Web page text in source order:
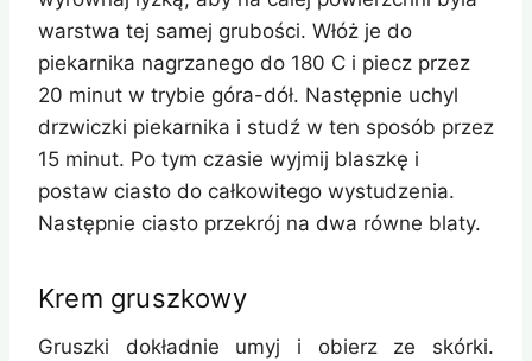
warstwa tej samej grubości. Włóż je do
piekarnika nagrzanego do 180 C i piecz przez
20 minut w trybie góra-dół. Następnie uchyl
drzwiczki piekarnika i studź w ten sposób przez
15 minut. Po tym czasie wyjmij blaszkę i
postaw ciasto do całkowitego wystudzenia.
Następnie ciasto przekrój na dwa równe blaty.
Krem gruszkowy
Gruszki dokładnie umyj i obierz ze skórki.